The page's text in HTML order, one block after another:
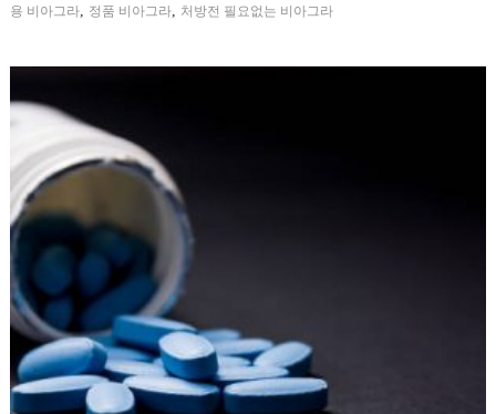
용 비아그라, 정품 비아그라, 처방전 필요없는 비아그라